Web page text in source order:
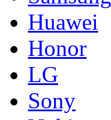
Huawei
Honor
LG
Sony